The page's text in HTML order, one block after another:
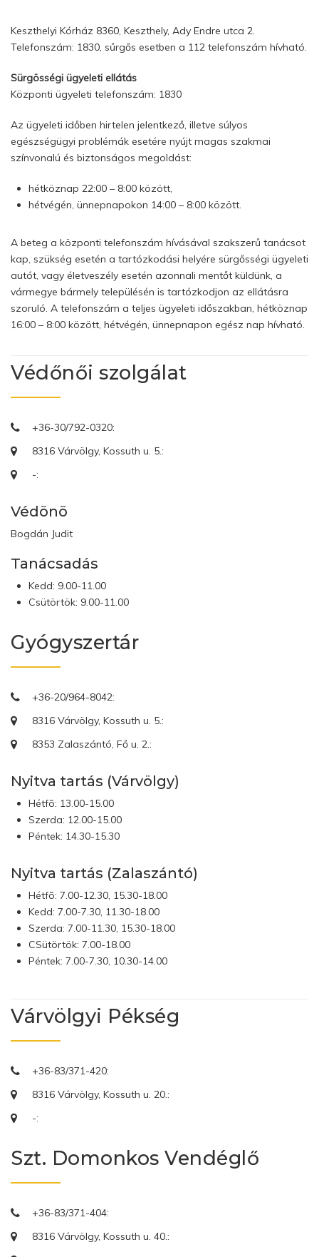
Keszthelyi Kórház 8360, Keszthely, Ady Endre utca 2.
Telefonszám: 1830, sűrgős esetben a 112 telefonszám hívható.
Sürgösségi ügyeleti ellátás
Központi ügyeleti telefonszám: 1830
Az ügyeleti időben hirtelen jelentkező, illetve súlyos
egészségügyi problémák esetére nyújt magas szakmai
színvonalú és biztonságos megoldást:
hétköznap 22:00 – 8:00 között,
hétvégén, ünnepnapokon 14:00 – 8:00 között.
A beteg a központi telefonszám hívásával szakszerű tanácsot
kap, szükség esetén a tartózkodási helyére sürgősségi ügyeleti
autót, vagy életveszély esetén azonnali mentőt küldünk, a
vármegye bármely településén is tartózkodjon az ellátásra
szoruló. A telefonszám a teljes ügyeleti időszakban, hétköznap
16:00 – 8:00 között, hétvégén, ünnepnapon egész nap hívható.
Védőnői szolgálat
+36-30/792-0320:
8316 Várvölgy, Kossuth u. 5.:
-:
Védõnõ
Bogdán Judit
Tanácsadás
Kedd: 9.00-11.00
Csütörtök: 9.00-11.00
Gyógyszertár
+36-20/964-8042:
8316 Várvölgy, Kossuth u. 5.:
8353 Zalaszántó, Fő u. 2.:
Nyitva tartás (Várvölgy)
Hétfõ: 13.00-15.00
Szerda: 12.00-15.00
Péntek: 14.30-15.30
Nyitva tartás (Zalaszántó)
Hétfõ: 7.00-12.30, 15.30-18.00
Kedd: 7.00-7.30, 11.30-18.00
Szerda: 7.00-11.30, 15.30-18.00
CSütörtök: 7.00-18.00
Péntek: 7.00-7.30, 10.30-14.00
Várvölgyi Pékség
+36-83/371-420:
8316 Várvölgy, Kossuth u. 20.:
-:
Szt. Domonkos Vendéglő
+36-83/371-404:
8316 Várvölgy, Kossuth u. 40.: